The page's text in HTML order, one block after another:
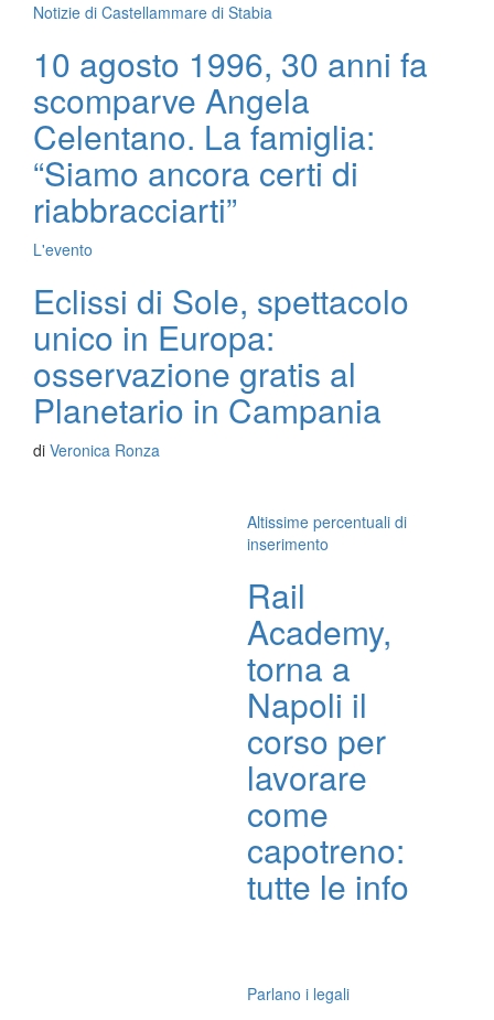
Notizie di Castellammare di Stabia
10 agosto 1996, 30 anni fa
scomparve Angela
Celentano. La famiglia:
“Siamo ancora certi di
riabbracciarti”
L'evento
Eclissi di Sole, spettacolo
unico in Europa:
osservazione gratis al
Planetario in Campania
di Veronica Ronza
Altissime percentuali di
inserimento
Rail
Academy,
torna a
Napoli il
corso per
lavorare
come
capotreno:
tutte le info
Parlano i legali